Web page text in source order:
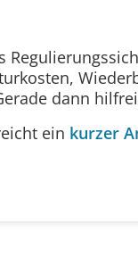
dann
ein kurzer